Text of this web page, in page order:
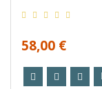
58,00 €